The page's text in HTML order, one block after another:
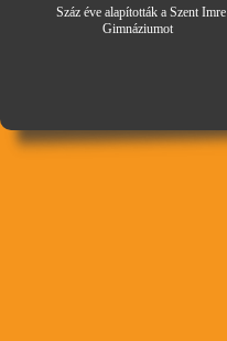
Száz éve alapították a Szent Imre
Gimnáziumot